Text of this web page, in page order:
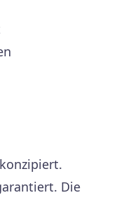
Die